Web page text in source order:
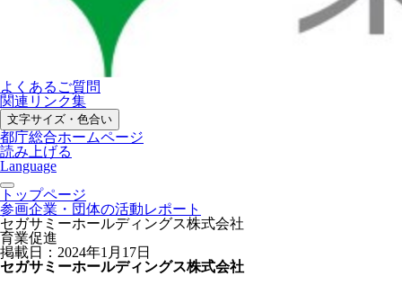
よくあるご質問
関連リンク集
文字サイズ・色合い
都庁総合ホームページ
読み上げる
Language
トップページ
参画企業・団体の活動レポート
セガサミーホールディングス株式会社
育業促進
掲載日：2024年1月17日
セガサミーホールディングス株式会社